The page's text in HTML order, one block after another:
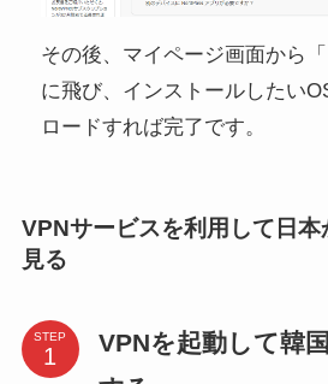
その後、マイページ画面から
に飛び、インストールしたい
ロードすれば完了です。
VPNサービスを利用して日
見る
STEP
VPNを起動して韓